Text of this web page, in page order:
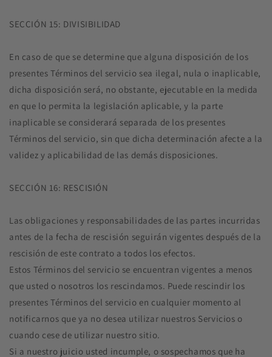
SECCIÓN 15: DIVISIBILIDAD
En caso de que se determine que alguna disposición de los
presentes Términos del servicio sea ilegal, nula o inaplicable,
dicha disposición será, no obstante, ejecutable en la medida
en que lo permita la legislación aplicable, y la parte
inaplicable se considerará separada de los presentes
Términos del servicio, sin que dicha determinación afecte a la
validez y aplicabilidad de las demás disposiciones.
SECCIÓN 16: RESCISIÓN
Las obligaciones y responsabilidades de las partes incurridas
antes de la fecha de rescisión seguirán vigentes después de la
rescisión de este contrato a todos los efectos.
Estos Términos del servicio se encuentran vigentes a menos
que usted o nosotros los rescindamos. Puede rescindir los
presentes Términos del servicio en cualquier momento al
notificarnos que ya no desea utilizar nuestros Servicios o
cuando cese de utilizar nuestro sitio.
Si a nuestro juicio usted incumple, o sospechamos que ha